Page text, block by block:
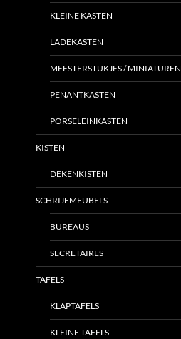
KLEINE KASTEN
LADEKASTEN
MEESTERSTUKJES / MINIATUREN
PENANTKASTEN
PORSELEINKASTEN
KISTEN
DEKENKISTEN
SCHRIJFMEUBELS
BUREAUS
SECRETAIRES
TAFELS
KLAPTAFELS
KLEINE TAFELS